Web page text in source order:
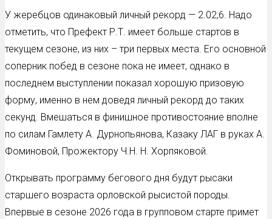
У жеребцов одинаковый личный рекорд — 2.02,6. Надо
отметить, что Префект Р.Т. имеет больше стартов в
текущем сезоне, из них – три первых места. Его основной
соперник побед в сезоне пока не имеет, однако в
последнем выступлении показал хорошую призовую
форму, именно в нем доведя личный рекорд до таких
секунд. Вмешаться в финишное противостояние вполне
по силам Гамлету А. Дурнопьянова, Казаку ЛАГ в руках А.
Фоминовой, Прожектору Ч.Н. Н. Хорпяковой.
Открывать программу бегового дня будут рысаки
старшего возраста орловской рысистой породы.
Впервые в сезоне 2026 года в групповом старте примет